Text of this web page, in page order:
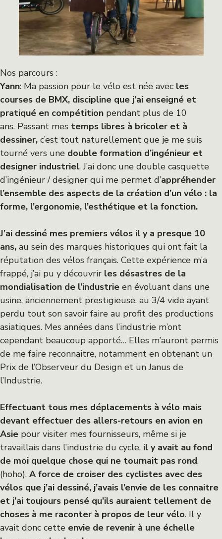
Nos parcours :
Yann: Ma passion pour le vélo est née avec les
courses de BMX, discipline que j’ai enseigné et
pratiqué en compétition pendant plus de 10
ans. Passant mes temps libres à bricoler et à
dessiner, c’est tout naturellement que je me suis
tourné vers une double formation d’ingénieur et
designer industriel. J’ai donc une double casquette
d’ingénieur / designer qui me permet d’appréhender
l’ensemble des aspects de la création d’un vélo : la
forme, l’ergonomie, l’esthétique et la fonction.
J’ai dessiné mes premiers vélos il y a presque 10
ans, au sein des marques historiques qui ont fait la
réputation des vélos français. Cette expérience m’a
frappé, j’ai pu y découvrir les désastres de la
mondialisation de l’industrie en évoluant dans une
usine, anciennement prestigieuse, au 3/4 vide ayant
perdu tout son savoir faire au profit des productions
asiatiques. Mes années dans l’industrie m’ont
cependant beaucoup apporté… Elles m’auront permis
de me faire reconnaitre, notamment en obtenant un
Prix de l’Observeur du Design et un Janus de
l’Industrie.
Effectuant tous mes déplacements à vélo mais
devant effectuer des allers-retours en avion en
Asie pour visiter mes fournisseurs, même si je
travaillais dans l’industrie du cycle, il y avait au fond
de moi quelque chose qui ne tournait pas rond.
(hoho). A force de croiser des cyclistes avec des
vélos que j’ai dessiné, j’avais l’envie de les connaitre
et j’ai toujours pensé qu’ils auraient tellement de
choses à me raconter à propos de leur vélo. Il y
avait donc cette envie de revenir à une échelle